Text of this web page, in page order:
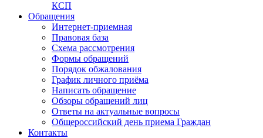
КСП
Обращения
Интернет-приемная
Правовая база
Схема рассмотрения
Формы обращений
Порядок обжалования
График личного приёма
Написать обращение
Обзоры обращений лиц
Ответы на актуальные вопросы
Общероссийский день приема Граждан
Контакты